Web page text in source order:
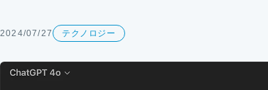
2024/07/27 テクノロジー